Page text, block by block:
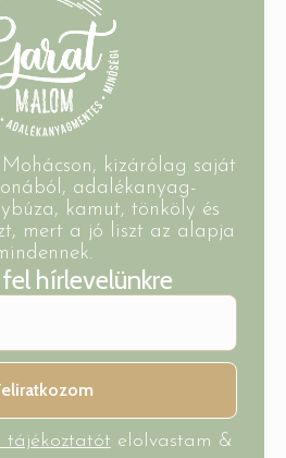
kizárólag saját
adalékanyag-
kamut, tönköly és
mert a jó liszt az alapja
hírlevelünkre
tájékoztatót elolvastam &